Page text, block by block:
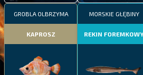
GROBLA OLBRZYMA
KAPROSZ
MORSKIE GŁĘBINY
REKIN